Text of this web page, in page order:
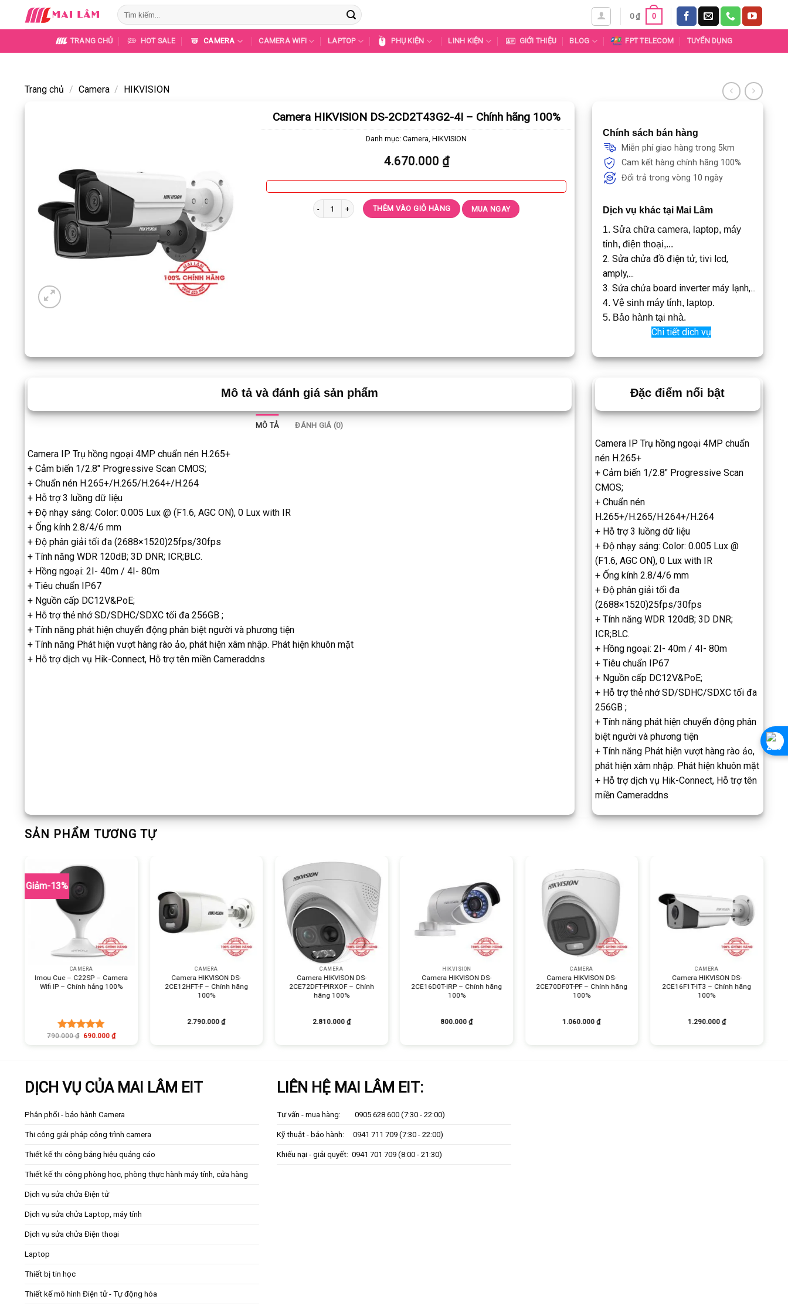
Tìm
kiếm:
0₫ 0
TRANG CHỦ HOT SALE CAMERA CAMERA WIFI LAPTOP PHỤ KIỆN LINH KIỆN GIỚI THIỆU BLOG FPT TELECOM TUYỂN DỤNG
Trang chủ / Camera / HIKVISION
Camera HIKVISION DS-2CD2T43G2-4I – Chính hãng 100%
Danh mục:Camera,HIKVISION
4.670.000 ₫
Camera HIKVISION DS-2CD2T43G2-4I - Chính hãng 100% số lượng
THÊM VÀO GIỎ HÀNG MUA NGAY
Chính sách bán hàng
Miễn phí giao hàng trong 5km
Cam kết hàng chính hãng 100%
Đổi trả trong vòng 10 ngày
Dịch vụ khác tại Mai Lâm
1. Sửa chữa camera, laptop, máy
tính, điện thoại,...
2. Sửa chửa đồ điện tử, tivi lcd,
amply,...
3. Sửa chửa board inverter máy lạnh,...
4. Vệ sinh máy tính, laptop.
5. Bảo hành tại nhà.
Chi tiết dich vụ
Mô tả và đánh giá sản phẩm
MÔ TẢ ĐÁNH GIÁ (0)
Camera IP Trụ hồng ngoại 4MP chuẩn nén H.265+
+ Cảm biến 1/2.8″ Progressive Scan CMOS;
+ Chuẩn nén H.265+/H.265/H.264+/H.264
+ Hỗ trợ 3 luồng dữ liệu
+ Độ nhạy sáng: Color: 0.005 Lux @ (F1.6, AGC ON), 0 Lux with IR
+ Ống kính 2.8/4/6 mm
+ Độ phân giải tối đa (2688×1520)25fps/30fps
+ Tính năng WDR 120dB; 3D DNR; ICR;BLC.
+ Hồng ngoại: 2I- 40m / 4I- 80m
+ Tiêu chuẩn IP67
+ Nguồn cấp DC12V&PoE;
+ Hỗ trợ thẻ nhớ SD/SDHC/SDXC tối đa 256GB ;
+ Tính năng phát hiện chuyển động phân biệt người và phương tiện
+ Tính năng Phát hiện vượt hàng rào ảo, phát hiện xâm nhập. Phát hiện khuôn mặt
+ Hỗ trợ dịch vụ Hik-Connect, Hỗ trợ tên miền Cameraddns
Đặc điểm nổi bật
Camera IP Trụ hồng ngoại 4MP chuẩn
nén H.265+
+ Cảm biến 1/2.8″ Progressive Scan
CMOS;
+ Chuẩn nén
H.265+/H.265/H.264+/H.264
+ Hỗ trợ 3 luồng dữ liệu
+ Độ nhạy sáng: Color: 0.005 Lux @
(F1.6, AGC ON), 0 Lux with IR
+ Ống kính 2.8/4/6 mm
+ Độ phân giải tối đa
(2688×1520)25fps/30fps
+ Tính năng WDR 120dB; 3D DNR;
ICR;BLC.
+ Hồng ngoại: 2I- 40m / 4I- 80m
+ Tiêu chuẩn IP67
+ Nguồn cấp DC12V&PoE;
+ Hỗ trợ thẻ nhớ SD/SDHC/SDXC tối đa
256GB ;
+ Tính năng phát hiện chuyển động phân
biệt người và phương tiện
+ Tính năng Phát hiện vượt hàng rào ảo,
phát hiện xâm nhập. Phát hiện khuôn mặt
+ Hỗ trợ dịch vụ Hik-Connect, Hỗ trợ tên
miền Cameraddns
SẢN PHẨM TƯƠNG TỰ
Giảm-13%
CAMERA
Imou Cue – C22SP – Camera
Wifi IP – Chính hảng 100%
Được xếp
790.000₫ 690.000₫
CAMERA
Camera HIKVISON DS-
2CE12HFT-F – Chính hãng
100%
2.790.000₫
CAMERA
Camera HIKVISON DS-
2CE72DFT-PIRXOF – Chính
hãng 100%
2.810.000 ₫
HIKVISION
Camera HIKVISON DS-
2CE16D0T-IRP – Chính hãng
100%
800.000₫
CAMERA
Camera HIKVISON DS-
2CE70DF0T-PF – Chính hãng
100%
1.060.000₫
CAMERA
Camera HIKVISON DS-
2CE16F1T-IT3 – Chính hãng
100%
1.290.000 ₫
DỊCH VỤ CỦA MAI LÂM EIT
Phân phối - bảo hành Camera
Thi công giải pháp công trình camera
Thiết kế thi công bảng hiệu quảng cáo
Thiết kế thi công phòng học, phòng thực hành máy tính, cửa hàng
Dịch vụ sửa chửa Điện tử
Dịch vụ sửa chửa Laptop, máy tính
Dịch vụ sửa chửa Điện thoại
Laptop
Thiết bị tin học
Thiết kế mô hình Điện tử - Tự động hóa
LIÊN HỆ MAI LÂM EIT:
Tư vấn - mua hàng: 0905 628 600 (7:30 - 22:00)
Kỹ thuật - bảo hành: 0941 711 709 (7:30 - 22:00)
Khiếu nại - giải quyết: 0941 701 709 (8:00 - 21:30)